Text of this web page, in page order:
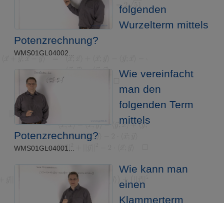
folgenden
Wurzelterm mittels
Potenzrechnung?
WMS01GL04002...
Wie vereinfacht
man den
folgenden Term
mittels
Potenzrechnung?
WMS01GL04001...
Wie kann man
einen
Klammerterm